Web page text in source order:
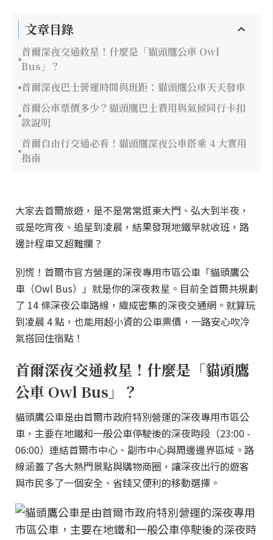
文章目錄
首爾深夜交通救星！什麼是「貓頭鷹公車 Owl
Bus」？
首爾深夜巴士營運時間與班距：貓頭鷹公車天天發車
首爾公車票價多少？貓頭鷹巴士費用與氣候同行卡扣
款說明
首爾自由行交通必看！貓頭鷹深夜公車搭乘 4 大實用
指南
大家去首爾旅遊，是不是常常逛東大門、弘大到半夜，
或是吃宵夜、追星到凌晨，結果發現地鐵早就收班，路
邊計程車又超難攔？
別慌！首爾市官方營運的深夜專用市區公車「貓頭鷹公
車（Owl Bus）」就是你的深夜救星。目前全首爾共規劃
了 14 條深夜公車路線，織成密集的深夜交通網。就算玩
到凌晨 4 點，也能用超小資的公車票價，一路安心吹冷
氣搭回住宿點！
首爾深夜交通救星！什麼是「貓頭鷹
公車 Owl Bus」？
貓頭鷹公車是由首爾市政府特別營運的深夜專用市區公
車，主要在地鐵和一般公車停駛後的深夜時段（23:00 -
06:00）連結首爾市中心、副市中心與周邊邊界區域。路
線涵蓋了各大熱門景點與購物商圈，讓深夜出行的遊客
與市民多了一個安全、省錢又便利的移動選擇。